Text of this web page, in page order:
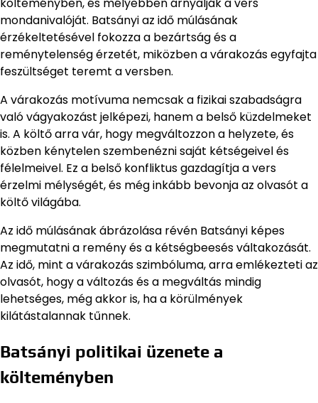
mondanivalóját. Batsányi az idő múlásának
érzékeltetésével fokozza a bezártság és a
reménytelenség érzetét, miközben a várakozás egyfajta
feszültséget teremt a versben.
A várakozás motívuma nemcsak a fizikai szabadságra
való vágyakozást jelképezi, hanem a belső küzdelmeket
is. A költő arra vár, hogy megváltozzon a helyzete, és
közben kénytelen szembenézni saját kétségeivel és
félelmeivel. Ez a belső konfliktus gazdagítja a vers
érzelmi mélységét, és még inkább bevonja az olvasót a
költő világába.
Az idő múlásának ábrázolása révén Batsányi képes
megmutatni a remény és a kétségbeesés váltakozását.
Az idő, mint a várakozás szimbóluma, arra emlékezteti az
olvasót, hogy a változás és a megváltás mindig
lehetséges, még akkor is, ha a körülmények
kilátástalannak tűnnek.
Batsányi politikai üzenete a
költeményben